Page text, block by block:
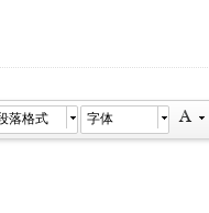
落格式 字体